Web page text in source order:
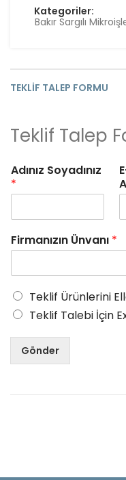
Kategoriler:
Bakır Sargılı
TEKLIF TALEP FORMU
Teklif Talep
Adınız Soyadınız
*
Firmanızın Ünvanı *
Teklif Ürünlerini
Teklif Talebi İçin
Gönder